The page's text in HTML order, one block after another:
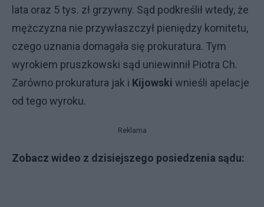
lata oraz 5 tys. zł grzywny. Sąd podkreślił wtedy, że
mężczyzna nie przywłaszczył pieniędzy komitetu,
czego uznania domagała się prokuratura. Tym
wyrokiem pruszkowski sąd uniewinnił Piotra Ch.
Zarówno prokuratura jak i Kijowski wnieśli apelacje
od tego wyroku.
Reklama
Zobacz wideo z dzisiejszego posiedzenia sądu: